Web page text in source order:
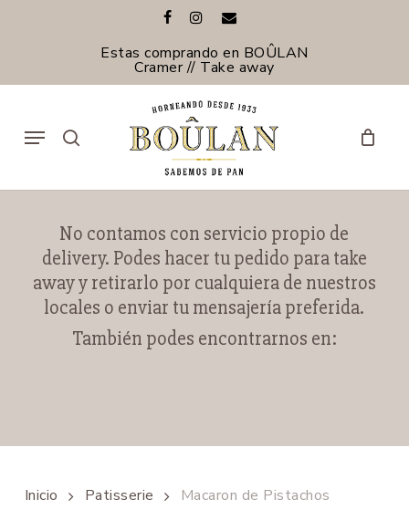
facebookinstagram
email
Estas comprando en BOÛLAN
Cramer // Take away
Menu
No contamos con servicio propio de
delivery. Podes hacer tu pedido para take
away y retirarlo por cualquiera de nuestros
locales o enviar tu mensajería preferida.
También podes encontrarnos en:
Inicio Patisserie Macaron de Pistachos